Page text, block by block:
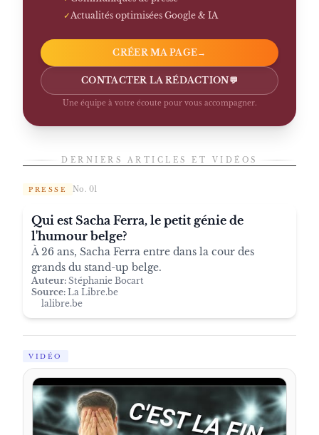
✓ Actualités optimisées Google & IA
CRÉER MA PAGE→
CONTACTER LA RÉDACTION💬
Une équipe à votre écoute pour vous accompagner.
DERNIERS ARTICLES ET VIDÉOS
PRESSE No. 01
Qui est Sacha Ferra, le petit génie de
l'humour belge?
À 26 ans, Sacha Ferra entre dans la cour des
grands du stand-up belge.
Auteur: Stéphanie Bocart
Source: La Libre.be
lalibre.be
VIDÉO